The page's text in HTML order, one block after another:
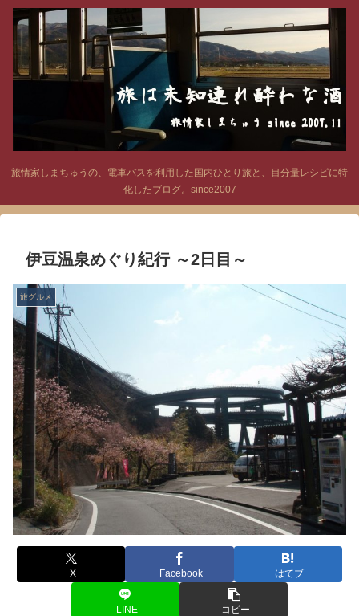
旅情家しまちゅうの、電車バスを利用した国内ひとり旅と、目分量レシピに特
化したブログ。since2007
伊豆温泉めぐり紀行 ～2日目～
旅グルメ
X Facebook はてブ
LINE コピー